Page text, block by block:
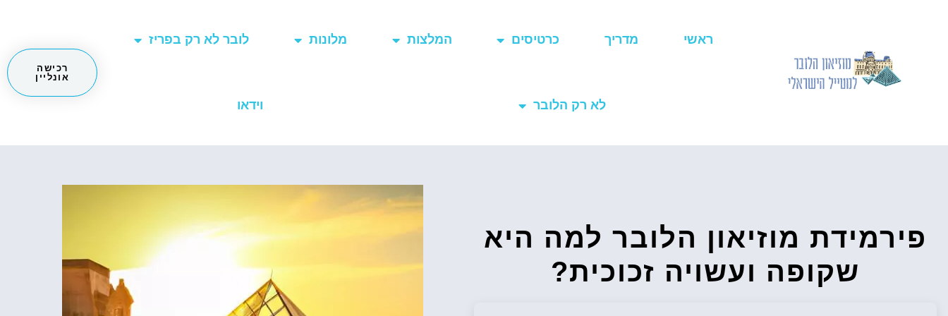
ראשי מדריך כרטיסים המלצות מלונות לובר לא רק בפריז
לא רק הלובר וידאו
רכישה
אונליין
פירמידת מוזיאון הלובר למה היא
שקופה ועשויה זכוכית?